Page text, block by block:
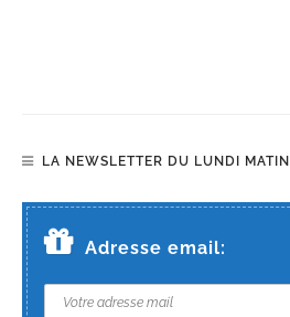
LA NEWSLETTER DU LUNDI MATIN
Adresse email: